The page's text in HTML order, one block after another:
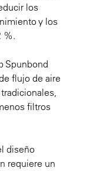
los
y los
%.
Spunbond
flujo de aire
filtros
diseño
requiere un